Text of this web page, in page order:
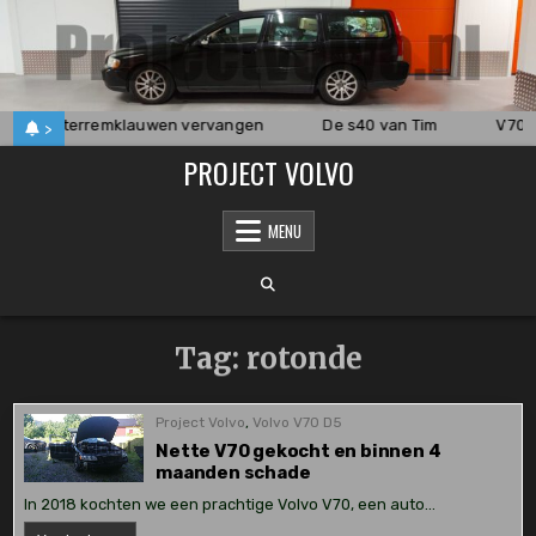
content
>
Achterremklauwen vervangen De s40 van Tim V70
PROJECT VOLVO
MENU
Tag: rotonde
Project Volvo,Volvo V70 D5
Nette V70 gekocht en binnen 4
maanden schade
In 2018 kochten we een prachtige Volvo V70, een auto…